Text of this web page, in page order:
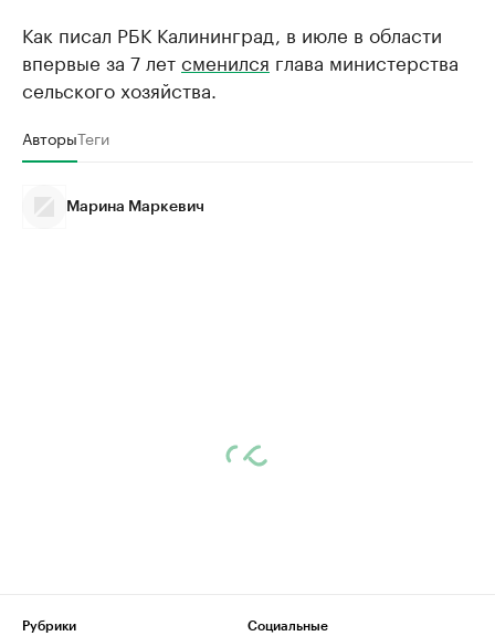
Как писал РБК Калининград, в июле в области
впервые за 7 летсменился глава министерства
сельского хозяйства.
АвторыТеги
Марина Маркевич
Рубрики
Социальные